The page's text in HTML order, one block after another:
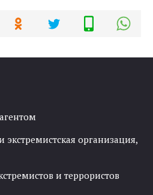
экстремистская организация,
и террористов